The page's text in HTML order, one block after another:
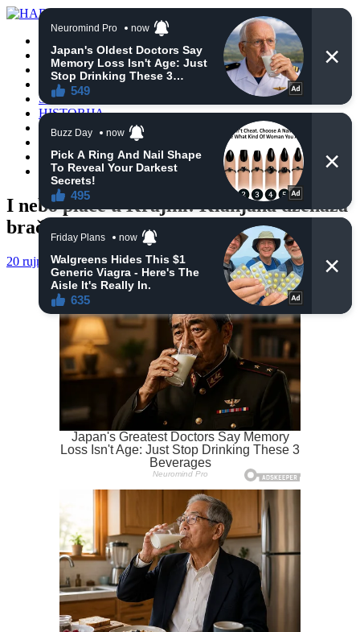
VIJESTI
BIH
TURSKA
SVIJET
HISTORIJA
RELIGIJA
ZANIMLJIVOSTI
CRNA HRONIKA
OBAVIJESTI
I nebo plače u Krajini! Klanjana dženaza
bračnom paru Hajdarević
20 rujna, 2024 haberhana POČETNA